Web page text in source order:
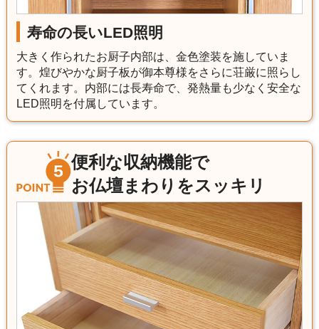
寿命の長いLED照明
大きく作られたお厨子内部は、金色塗装を施していま
す。煌びやかな厨子板が御本尊様をさらに荘厳に照らし
てくれます。内部には長寿命で、発熱量も少なく安全な
LED照明を付属しています。
便利な収納機能で
お仏壇まわりをスッキリ